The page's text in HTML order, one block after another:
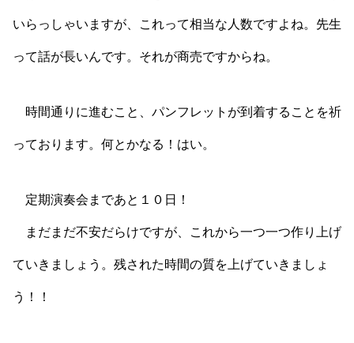
いらっしゃいますが、これって相当な人数ですよね。先生
って話が長いんです。それが商売ですからね。
時間通りに進むこと、パンフレットが到着することを祈
っております。何とかなる！はい。
定期演奏会まであと１０日！
まだまだ不安だらけですが、これから一つ一つ作り上げ
ていきましょう。残された時間の質を上げていきましょ
う！！